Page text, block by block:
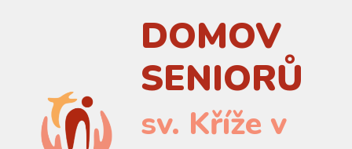
DOMOV
SENIORŮ
sv. Kříže v